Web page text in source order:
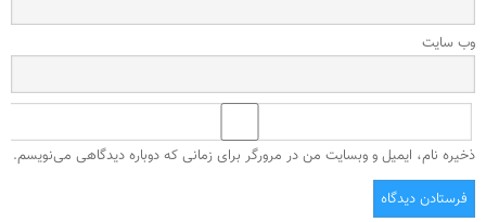
وب‌ سایت
ذخیره نام، ایمیل و وبسایت من در مرورگر برای زمانی که دوباره دیدگاهی می‌نویسم.